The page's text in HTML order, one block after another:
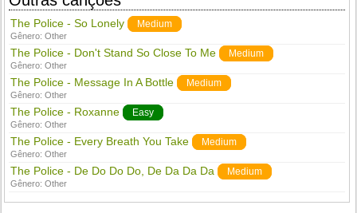
The Police - So Lonely Medium
Gênero:Other
The Police - Don't Stand So Close To Me Medium
Gênero:Other
The Police - Message In A Bottle Medium
Gênero:Other
The Police - Roxanne Easy
Gênero:Other
The Police - Every Breath You Take Medium
Gênero:Other
The Police - De Do Do Do, De Da Da Da Medium
Gênero:Other